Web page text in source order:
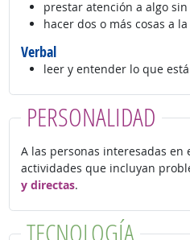
prestar atención a algo
hacer dos o más cosas a la
Verbal
leer y entender lo que
PERSONALIDAD
A las personas interesadas en
actividades que incluyan
y directas.
TECNOLOGÍA